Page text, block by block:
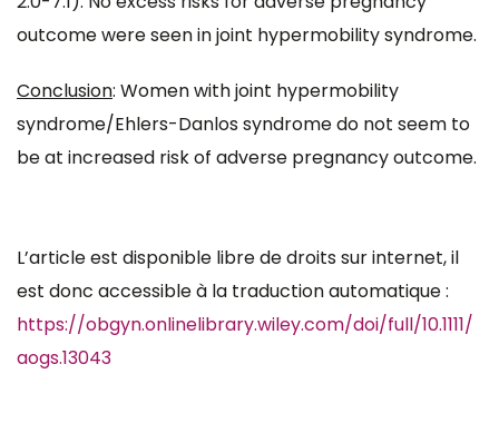
outcome were seen in joint hypermobility syndrome.
Conclusion: Women with joint hypermobility
syndrome/Ehlers-Danlos syndrome do not seem to
be at increased risk of adverse pregnancy outcome.
L’article est disponible libre de droits sur internet, il
est donc accessible à la traduction automatique :
https://obgyn.onlinelibrary.wiley.com/doi/full/10.1111/
aogs.13043